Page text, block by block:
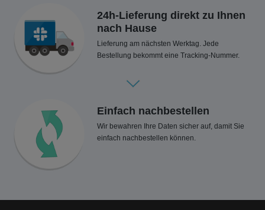
24h-Lieferung direkt zu Ihnen
nach Hause
Lieferung am nächsten Werktag. Jede
Bestellung bekommt eine Tracking-Nummer.
Einfach nachbestellen
Wir bewahren Ihre Daten sicher auf, damit Sie
einfach nachbestellen können.